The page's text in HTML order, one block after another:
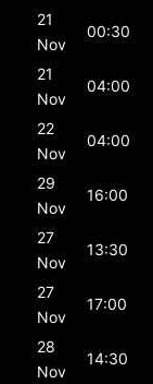
21
Nov
00:30
21
Nov
04:00
22
Nov
04:00
29
Nov
16:00
27
Nov
13:30
27
Nov
17:00
28
Nov
14:30